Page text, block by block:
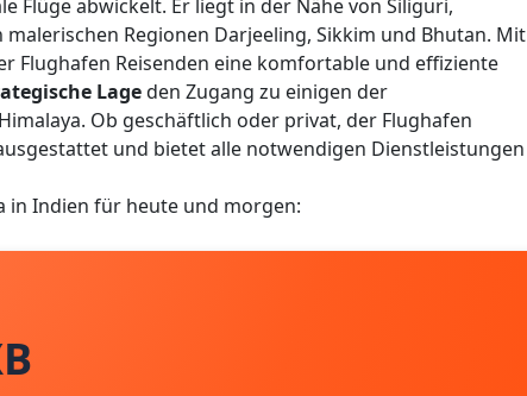
Flüge abwickelt. Er liegt in der Nähe von Siliguri,
Regionen Darjeeling, Sikkim und Bhutan. Mit
Flughafen Reisenden eine komfortable und effiziente
Lageden Zugang zu einigen der
Ob geschäftlich oder privat, der Flughafen
und bietet alle notwendigen Dienstleistungen
in Indien für heute und morgen: